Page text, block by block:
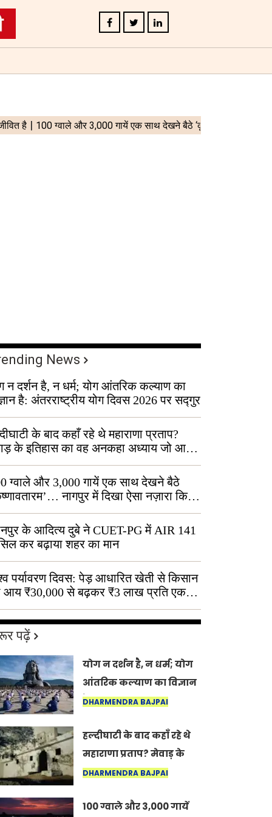
News
न दर्शन है, न धर्म; योग आंतरिक कल्याण का
है: अंतरराष्ट्रीय योग दिवस 2026 पर सद्गुर
के बाद कहाँ रहे थे महाराणा प्रताप?
के इतिहास का वह अनकहा अध्याय जो आज
में जीवित है
ग्वाले और 3,000 गायें एक साथ देखने बैठे
नागपुर में दिखा ऐसा नज़ारा कि
बोले, “ऐसा तो सिर्फ़ कृष्ण ही कर सकते हैं”
के आदित्य दुबे ने CUET-PG में AIR 141
कर बढ़ाया शहर का मान
पर्यावरण दिवस: पेड़ आधारित खेती से किसान
आय ₹30,000 से बढ़कर ₹3 लाख प्रति एकड़
पढ़ें
योग न दर्शन है, न धर्म; योग
आंतरिक कल्याण का विज्ञान
है: अंतरराष्ट्रीय योग दिवस
DHARMENDRA BAJPAI
हल्दीघाटी के बाद कहाँ रहे थे
महाराणा प्रताप? मेवाड़ के
इतिहास का वह अनकहा
में जीवित है
DHARMENDRA BAJPAI
100 ग्वाले और 3,000 गायें